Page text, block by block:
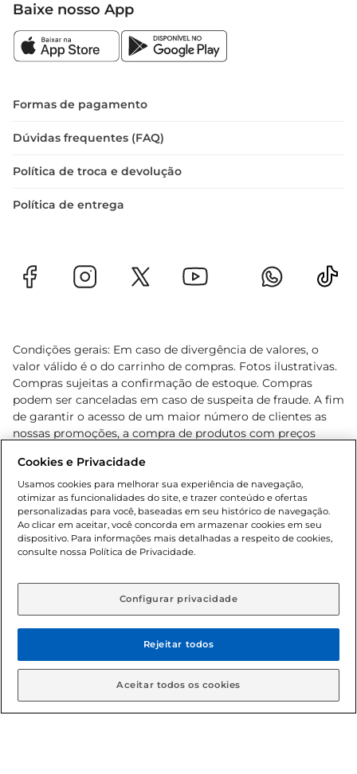
Baixe nosso App
Formas de pagamento
Dúvidas frequentes (FAQ)
Política de troca e devolução
Política de entrega
Condições gerais: Em caso de divergência de valores, o
valor válido é o do carrinho de compras. Fotos ilustrativas.
Compras sujeitas a confirmação de estoque. Compras
podem ser canceladas em caso de suspeita de fraude. A fim
de garantir o acesso de um maior número de clientes as
nossas promoções, a compra de produtos com preços
cliente. Os preços, ofertas e condições são exclusivos para
o e-commerce e válidos durante o dia de hoje, podendo
sofrer alterações sem prévia notificação. Proibida a venda
de bebidas alcoólicas para menores de 18 anos, conforme
Lei n.º 8069/90, art. 81, inciso II (Estatuto da Criança e do
Adolescente). Preços e condições exclusivos para o
aviso prévio. O valor mínimo para as compras on-line é de
© 2026 Copyright. Todos os direitos
reservados Gbarbosa.
Cookies e Privacidade
Usamos cookies para melhorar sua experiência de navegação,
otimizar as funcionalidades do site, e trazer conteúdo e ofertas
personalizadas para você, baseadas em seu histórico de navegação.
Ao clicar em aceitar, você concorda em armazenar cookies em seu
dispositivo. Para informações mais detalhadas a respeito de cookies,
consulte nossa Política de Privacidade.
Configurar privacidade
Rejeitar todos
Aceitar todos os cookies